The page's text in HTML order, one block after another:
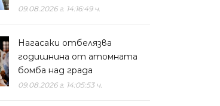
09.08.2026 г. 14:16:49 ч.
Нагасаки отбелязва
годишнина от атомната
бомба над града
09.08.2026 г. 14:05:53 ч.